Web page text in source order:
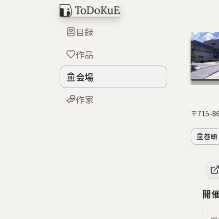
目録
作品
会場
作家
〒715-
巻頭
開